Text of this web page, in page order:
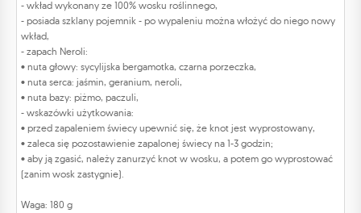
- wkład wykonany ze 100% wosku roślinnego,
- posiada szklany pojemnik - po wypaleniu można włożyć do niego nowy
wkład,
- zapach Neroli:
• nuta głowy: sycylijska bergamotka, czarna porzeczka,
• nuta serca: jaśmin, geranium, neroli,
• nuta bazy: piżmo, paczuli,
- wskazówki użytkowania:
• przed zapaleniem świecy upewnić się, że knot jest wyprostowany,
• zaleca się pozostawienie zapalonej świecy na 1-3 godzin;
• aby ją zgasić, należy zanurzyć knot w wosku, a potem go wyprostować
(zanim wosk zastygnie).
Waga: 180 g